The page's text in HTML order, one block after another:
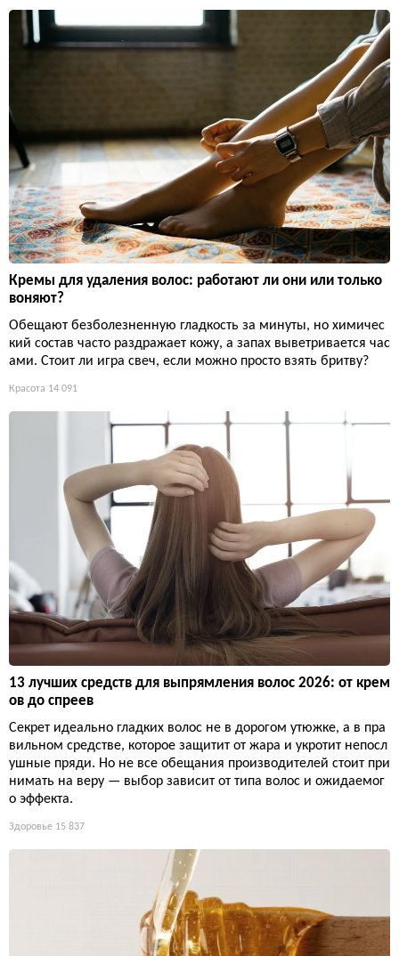
Кремы для удаления волос: работают ли они или только
воняют?
Обещают безболезненную гладкость за минуты, но химичес
кий состав часто раздражает кожу, а запах выветривается час
ами. Стоит ли игра свеч, если можно просто взять бритву?
Красота 14 091
13 лучших средств для выпрямления волос 2026: от крем
ов до спреев
Секрет идеально гладких волос не в дорогом утюжке, а в пра
вильном средстве, которое защитит от жара и укротит непосл
ушные пряди. Но не все обещания производителей стоит при
нимать на веру — выбор зависит от типа волос и ожидаемог
о эффекта.
Здоровье 15 837